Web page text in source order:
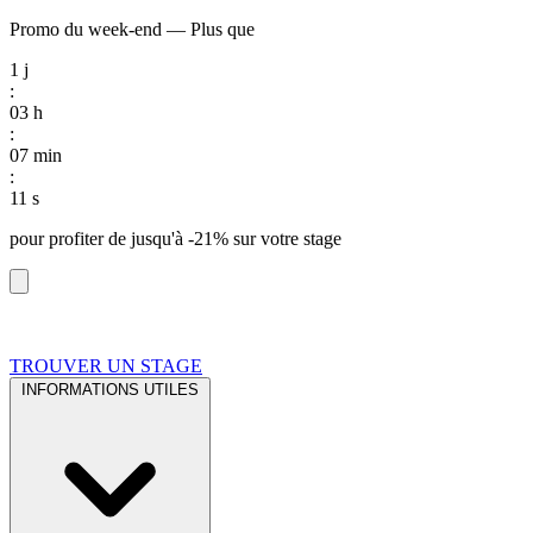
Promo du week-end — Plus que
1 j
:
03 h
:
07 min
:
10 s
pour profiter de jusqu'à -21% sur votre stage
TROUVER UN STAGE
INFORMATIONS UTILES